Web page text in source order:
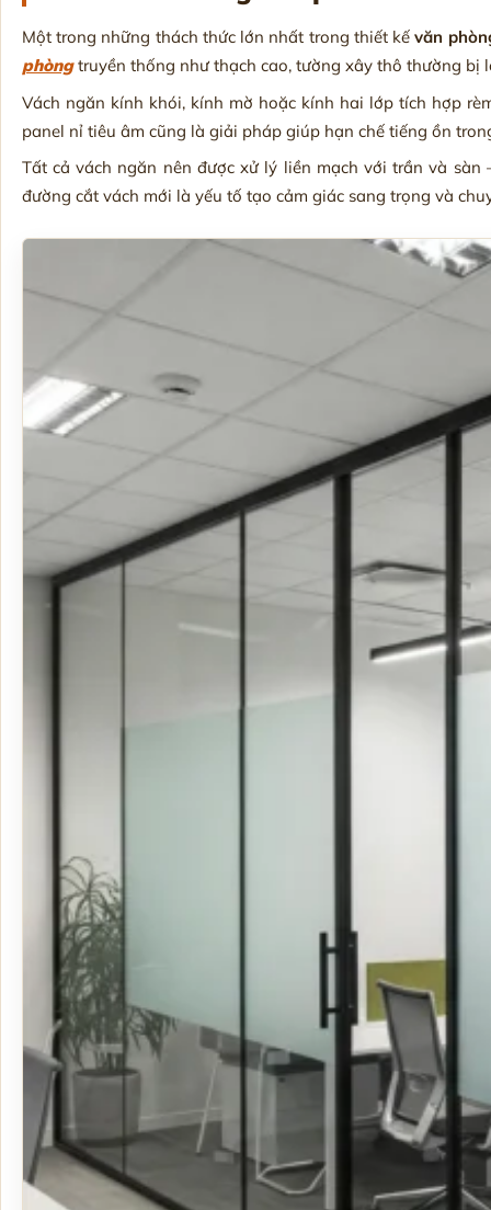
Một trong những thách thức lớn nhất trong thiết kếvăn
phòngtruyền thống như thạch cao, tường xây thô thường bị
Vách ngăn kính khói, kính mờ hoặc kính hai lớp tích hợp
panel nỉ tiêu âm cũng là giải pháp giúp hạn chế tiếng ồn
Tất cả vách ngăn nên được xử lý liền mạch với trần và
đường cắt vách mới là yếu tố tạo cảm giác sang trọng và